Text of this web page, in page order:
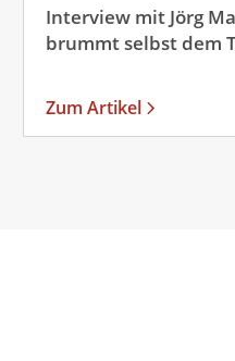
Interview mit Jörg
brummt selbst dem
Zum Artikel